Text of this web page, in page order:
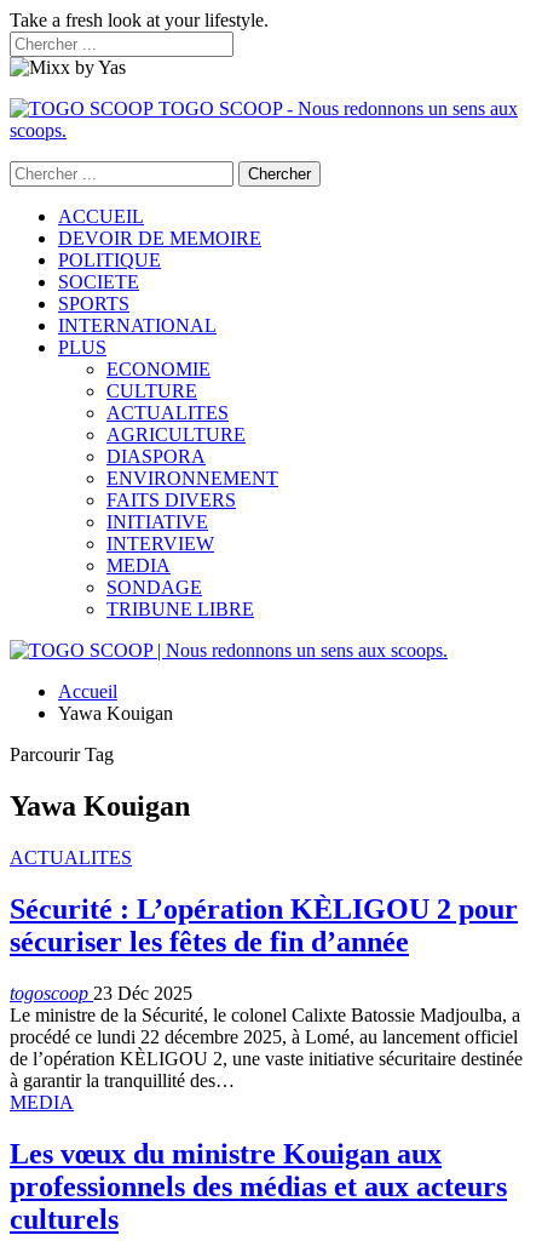
Take a fresh look at your lifestyle.
TOGO SCOOP - Nous redonnons un sens aux
scoops.
ACCUEIL
DEVOIR DE MEMOIRE
POLITIQUE
SOCIETE
SPORTS
INTERNATIONAL
PLUS
ECONOMIE
CULTURE
ACTUALITES
AGRICULTURE
DIASPORA
ENVIRONNEMENT
FAITS DIVERS
INITIATIVE
INTERVIEW
MEDIA
SONDAGE
TRIBUNE LIBRE
Accueil
Yawa Kouigan
Parcourir Tag
Yawa Kouigan
ACTUALITES
Sécurité : L’opération KÈLIGOU 2 pour
sécuriser les fêtes de fin d’année
togoscoop 23 Déc 2025
Le ministre de la Sécurité, le colonel Calixte Batossie Madjoulba, a
procédé ce lundi 22 décembre 2025, à Lomé, au lancement officiel
de l’opération KÈLIGOU 2, une vaste initiative sécuritaire destinée
à garantir la tranquillité des…
MEDIA
Les vœux du ministre Kouigan aux
professionnels des médias et aux acteurs
culturels